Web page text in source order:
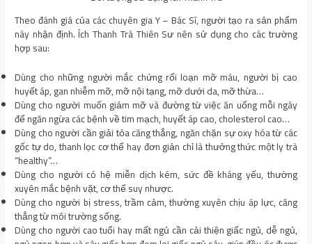
Theo đánh giá của các chuyên gia Y – Bác Sĩ, người tạo ra sản phẩm
này nhận định. Ích Thanh Trà Thiên Sư nên sử dụng cho các trường
hợp sau:
Dùng cho những người mắc chứng rối loạn mỡ máu, người bị cao
huyết áp, gan nhiễm mỡ, mỡ nội tạng, mỡ dưới da, mỡ thừa…
Dùng cho người muốn giảm mỡ và đường từ việc ăn uống mỗi ngày
để ngăn ngừa các bệnh về tim mạch, huyết áp cao, cholesterol cao…
Dùng cho người cần giải tỏa căng thẳng, ngăn chặn sự oxy hóa từ các
gốc tự do, thanh lọc cơ thể hay đơn giản chỉ là thưởng thức một ly trà
“healthy”…
Dùng cho người có hệ miễn dịch kém, sức đề kháng yếu, thường
xuyên mắc bệnh vặt, cơ thể suy nhược.
Dùng cho người bị stress, trầm cảm, thường xuyên chịu áp lực, căng
thẳng từ môi trường sống.
Dùng cho người cao tuổi hay mất ngủ cần cải thiện giấc ngủ, dễ ngủ,